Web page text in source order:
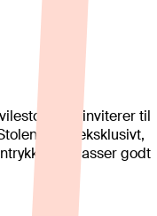
som inviterer til
gir et eksklusivt,
som passer godt